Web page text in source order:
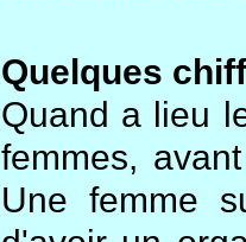
Quelques
Quand a lieu
femmes,
Une femme